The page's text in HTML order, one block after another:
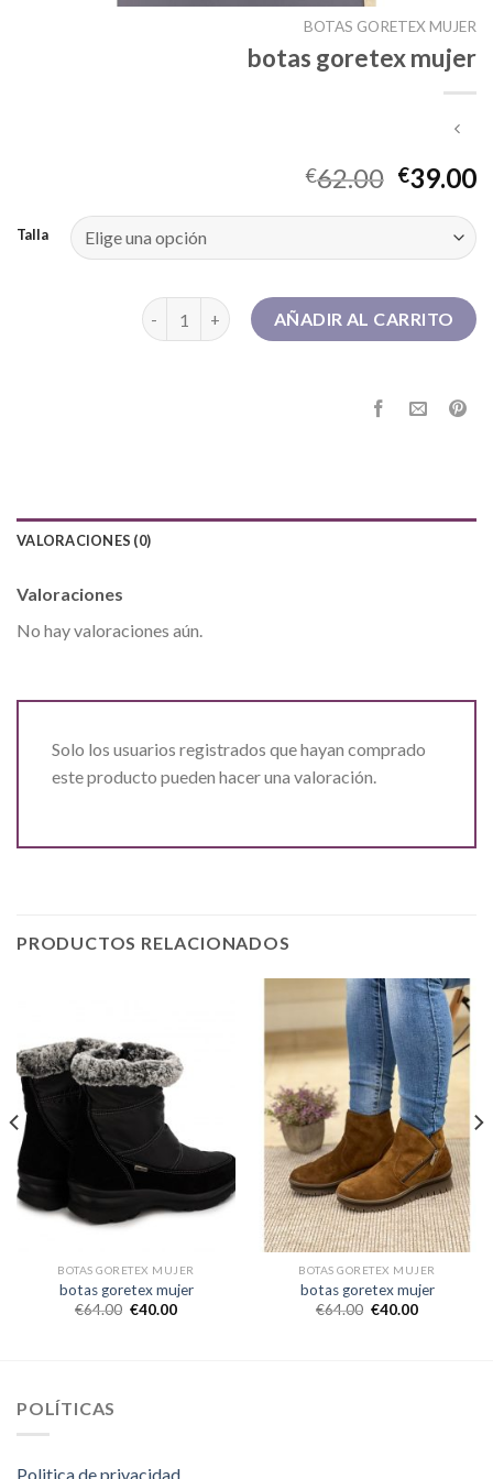
BOTAS GORETEX MUJER
botas goretex mujer
€62.00 €39.00
Talla
botas goretex mujer cantidadAÑADIR AL CARRITO
VALORACIONES (0)
Valoraciones
No hay valoraciones aún.
Solo los usuarios registrados que hayan comprado
este producto pueden hacer una valoración.
PRODUCTOS RELACIONADOS
BOTAS GORETEX MUJER
botas goretex mujer
€64.00 €40.00
BOTAS GORETEX MUJER
botas goretex mujer
€64.00 €40.00
POLÍTICAS
Politica de privacidad